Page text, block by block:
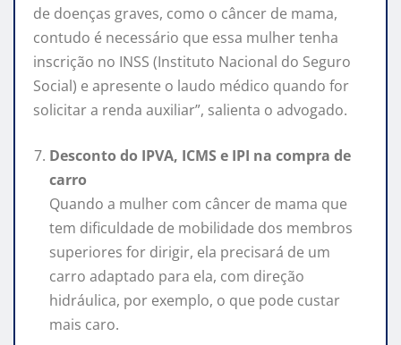
de doenças graves, como o câncer de mama,
contudo é necessário que essa mulher tenha
inscrição no INSS (Instituto Nacional do Seguro
Social) e apresente o laudo médico quando for
solicitar a renda auxiliar”, salienta o advogado.
Desconto do IPVA, ICMS e IPI na compra de
carro
Quando a mulher com câncer de mama que
tem dificuldade de mobilidade dos membros
superiores for dirigir, ela precisará de um
carro adaptado para ela, com direção
hidráulica, por exemplo, o que pode custar
mais caro.